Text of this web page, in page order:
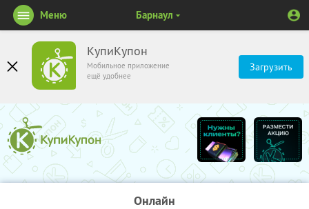
КупиКупон
Мобильное приложение
ещё удобнее
Загрузить
Меню Барнаул
Онлайн